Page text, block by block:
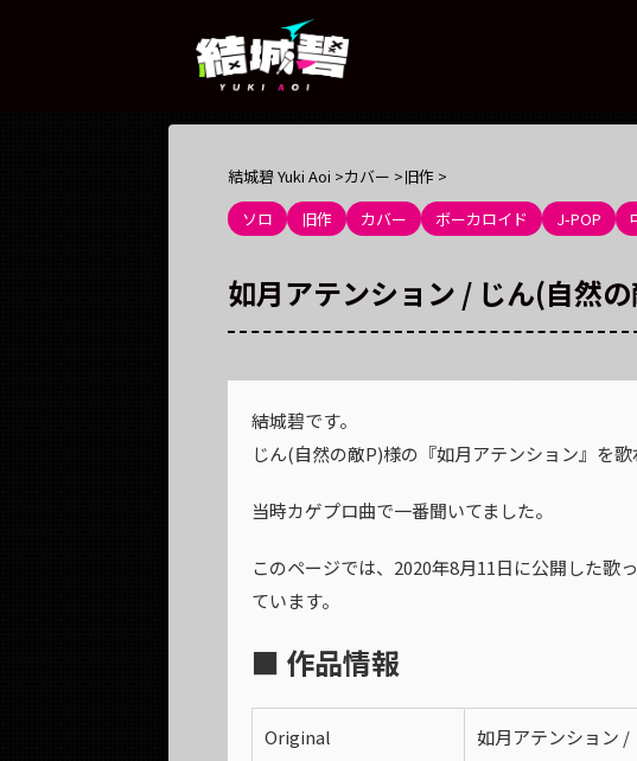
結城碧 Yuki Aoi >カバー >旧作 >
ソロ
旧作 カバー ボーカロイド J-POP
如月アテンション / じん(自然
結城碧です。
じん(自然の敵P)様の『如月アテンション』を歌
当時カゲプロ曲で一番聞いてました。
このページでは、2020年8月11日に公開した歌
ています。
■ 作品情報
Original 如月アテンション